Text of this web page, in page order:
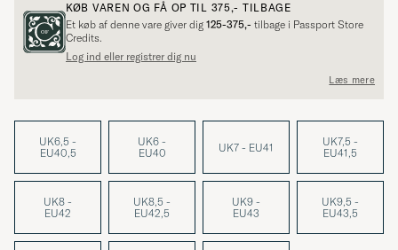
KØB VAREN OG FÅ OP TIL 375,- TILBAGE
Et køb af denne vare giver dig 125-375,- tilbage i Passport Store
Credits.
Log ind eller registrer dig nu
Læs mere
UK6,5 -
EU40,5
UK6 -
EU40
UK7 - EU41
UK7,5 -
EU41,5
UK8 -
EU42
UK8,5 -
EU42,5
UK9 -
EU43
UK9,5 -
EU43,5